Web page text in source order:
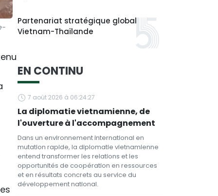
Partenariat stratégique global
Vietnam-Thaïlande
EN CONTINU
7 août 2026 à 06:24:27
La diplomatie vietnamienne, de
l'ouverture à l'accompagnement
Dans un environnement international en
mutation rapide, la diplomatie vietnamienne
entend transformer les relations et les
opportunités de coopération en ressources
et en résultats concrets au service du
développement national.